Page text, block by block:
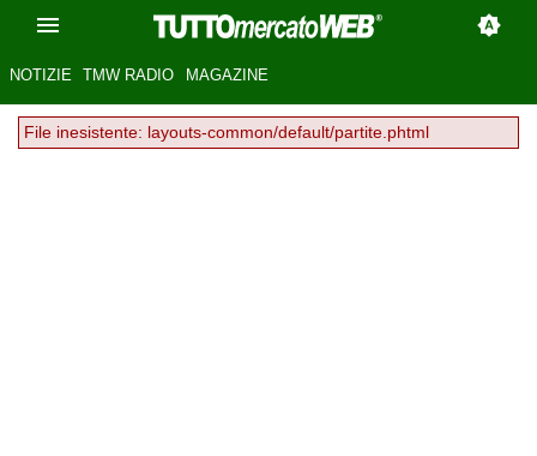
NOTIZIE TMW RADIO MAGAZINE
File inesistente: layouts-common/default/partite.phtml